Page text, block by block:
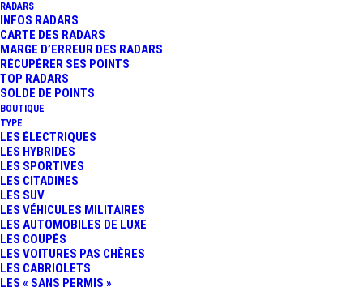
RADARS
INFOS RADARS
CARTE DES RADARS
MARGE D’ERREUR DES RADARS
RÉCUPÉRER SES POINTS
TOP RADARS
SOLDE DE POINTS
BOUTIQUE
TYPE
LES ÉLECTRIQUES
LES HYBRIDES
LES SPORTIVES
LES CITADINES
LES SUV
LES VÉHICULES MILITAIRES
LES AUTOMOBILES DE LUXE
LES COUPÉS
LES VOITURES PAS CHÈRES
LES CABRIOLETS
LES « SANS PERMIS »
4 Minutes